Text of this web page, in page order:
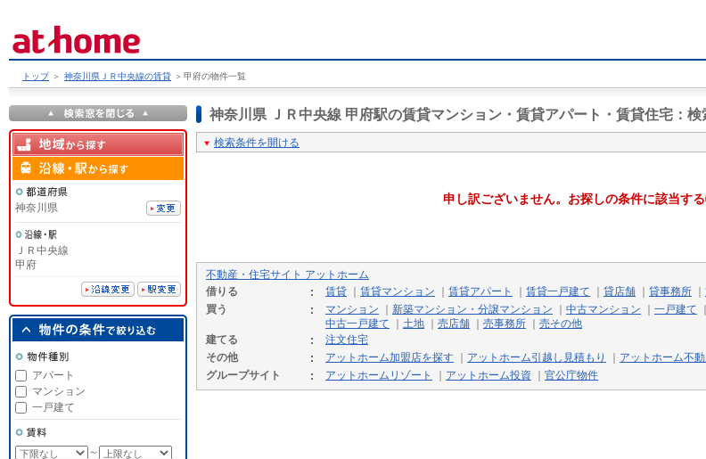
トップ ＞ 神奈川県ＪＲ中央線の賃貸 ＞ 甲府の物件一覧
神奈川県 ＪＲ中央線 甲府駅の賃貸マンション・賃貸アパート・賃貸住宅 ：
検索条件を開ける
申し訳ございません。お探しの条件に該当す
不動産・住宅サイト アットホーム
借りる
賃貸 賃貸マンション 賃貸アパート 賃貸一戸建て 貸店舗 貸事務所
買う
マンション 新築マンション・分譲マンション 中古マンション 一戸建て
中古一戸建て
土地 売店舗 売事務所
売その他
建てる
注文住宅
その他
アットホーム加盟店を探す アットホーム引越し見積もり アットホーム不
グループサイト
アットホームリゾート アットホーム投資 官公庁物件
神奈川県
ＪＲ中央線
甲府
アパート
マンション
一戸建て
～